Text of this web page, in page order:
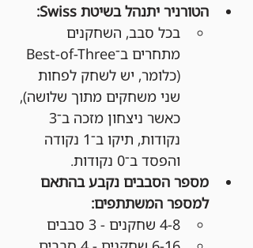
הטורניר יתנהל בשיטת Swiss:
בכל סבב, השחקנים
(כלומר, יש לשחק לפחות
שני משחקים מתוך שלושה),
נקודות, תיקו ב־1 נקודה
והפסד ב־0 נקודות.
מספר הסבבים נקבע בהתאם
למספר המשתתפים:
4-8 שחקנים - 3 סבבים